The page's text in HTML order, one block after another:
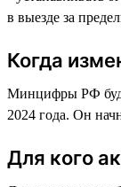
в выезде за
Когда
Минцифры РФ
2024 года. Он
Для кого